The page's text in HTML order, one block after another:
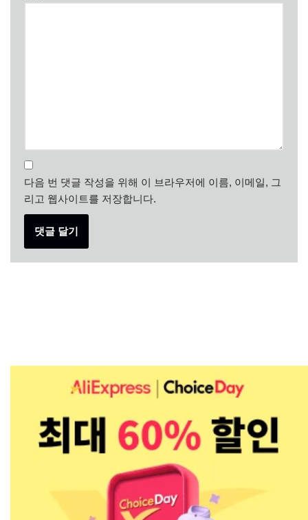
다음 번 댓글 작성을 위해 이 브라우저에 이름, 이메일, 그
리고 웹사이트를 저장합니다.